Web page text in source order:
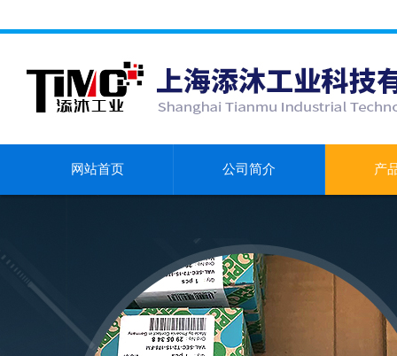
网站首页 公司简介 产